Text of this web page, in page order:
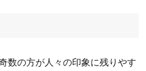
数の方が人々の印象に残りやす